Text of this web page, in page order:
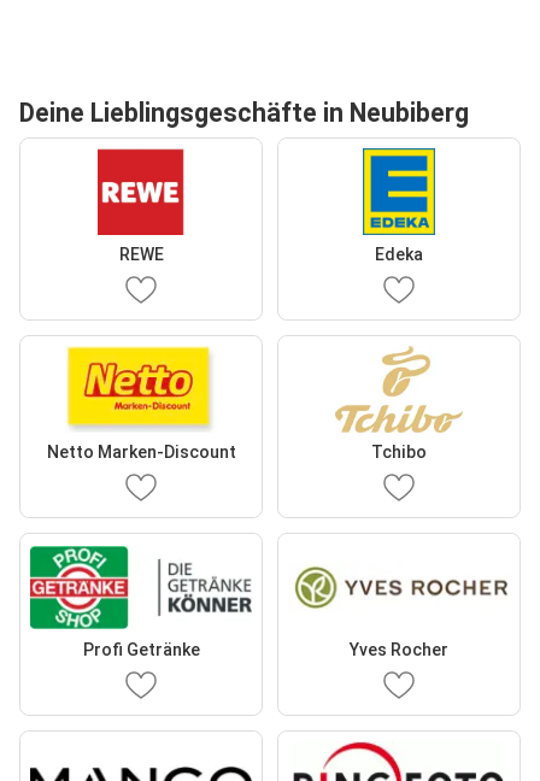
Deine Lieblingsgeschäfte in Neubiberg
REWE Edeka
Netto Marken-Discount Tchibo
Profi Getränke Yves Rocher